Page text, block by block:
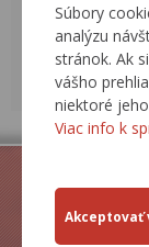
Súbory
analýzu
stránok. Ak
vášho
niektoré
Viac info k
1
AKTUÁLNE
ARCHÍV UDALOSTÍ